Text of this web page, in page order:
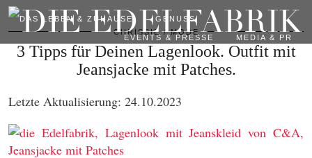
DAS LEBEN & ZUHAUSE GENUSS
EVENTS & PRESSE MEDIA & PR
CHRISSIE MODE
3 Tipps für Deinen Lagenlook. Outfit mit
Jeansjacke mit Patches.
Letzte Aktualisierung: 24.10.2023